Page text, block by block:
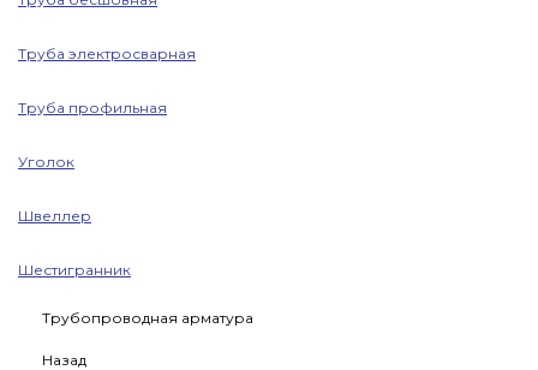
Труба электросварная
Труба профильная
Уголок
Швеллер
Шестигранник
Трубопроводная арматура
Назад